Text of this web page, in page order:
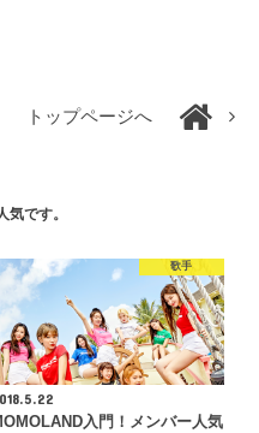
トップページへ
気です。
歌手
入門！メンバー人気